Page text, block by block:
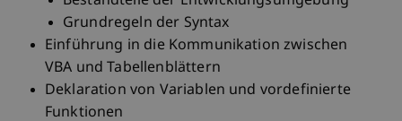
Grundregeln der Syntax
Einführung in die Kommunikation zwischen
VBA und Tabellenblättern
Deklaration von Variablen und vordefinierte
Funktionen